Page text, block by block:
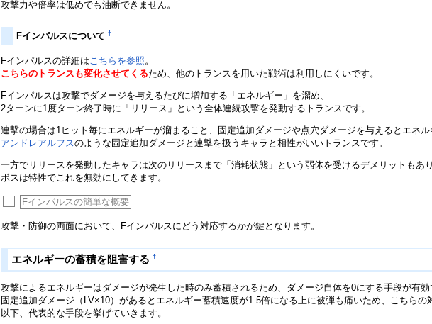
攻撃力や倍率は低めでも油断できません。
Fインパルスについて†
Fインパルスの詳細はこちらを参照。
こちらのトランスも変化させてくるため、他のトランスを用いた戦術は利用しにくいです。
Fインパルスは攻撃でダメージを与えるたびに増加する「エネルギー」を溜め、
2ターンに1度ターン終了時に「リリース」という全体連続攻撃を発動するトランスです。
連撃の場合は1ヒット毎にエネルギーが溜まること、固定追加ダメージや点穴ダメージを与えるとエネル
アンドレアルフスのような固定追加ダメージと連撃を扱うキャラと相性がいいトランスです。
一方でリリースを発動したキャラは次のリリースまで「消耗状態」という弱体を受けるデメリットもあり
ボスは特性でこれを無効にしてきます。
+ Fインパルスの簡単な概要
攻撃・防御の両面において、Fインパルスにどう対応するかが鍵となります。
エネルギーの蓄積を阻害する †
攻撃によるエネルギーはダメージが発生した時のみ蓄積されるため、ダメージ自体を0にする手段が有効
固定追加ダメージ（LV×10）があるとエネルギー蓄積速度が1.5倍になる上に被弾も痛いため、こちらの
以下、代表的な手段を挙げていきます。